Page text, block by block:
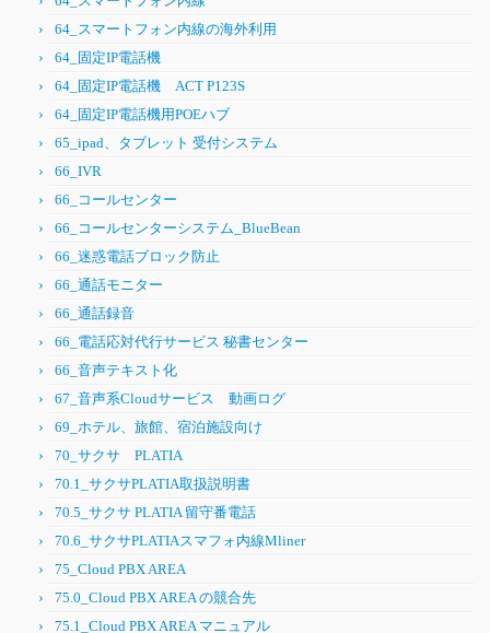
64_スマートフォン内線の海外利用
64_固定IP電話機
64_固定IP電話機 ACT P123S
64_固定IP電話機用POEハブ
65_ipad、タブレット 受付システム
66_IVR
66_コールセンター
66_コールセンターシステム_BlueBean
66_迷惑電話ブロック防止
66_通話モニター
66_通話録音
66_電話応対代行サービス 秘書センター
66_音声テキスト化
67_音声系Cloudサービス 動画ログ
69_ホテル、旅館、宿泊施設向け
70_サクサ PLATIA
70.1_サクサPLATIA取扱説明書
70.5_サクサ PLATIA 留守番電話
70.6_サクサPLATIAスマフォ内線Mliner
75_Cloud PBX AREA
75.0_Cloud PBX AREA の競合先
75.1_Cloud PBX AREA マニュアル